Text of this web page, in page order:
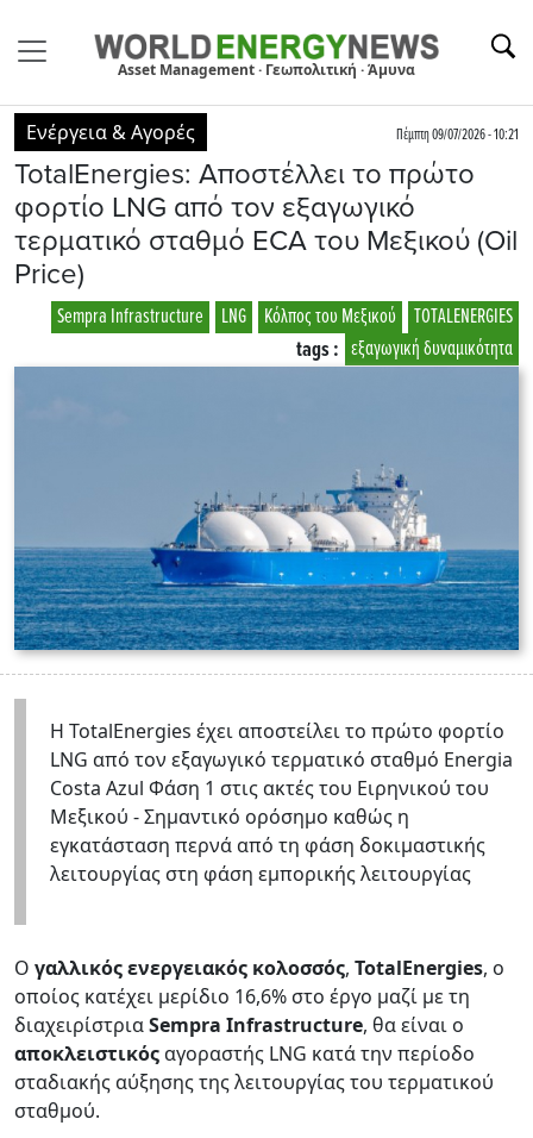
Asset Management · Γεωπολιτική · Άμυνα
Ενέργεια & Αγορές Πέμπτη 09/07/2026 - 10:21
TotalEnergies: Αποστέλλει το πρώτο
φορτίο LNG από τον εξαγωγικό
τερματικό σταθμό ECA του Μεξικού (Oil
Price)
TOTALENERGIES
Κόλπος του Μεξικού
LNG
Sempra Infrastructure
εξαγωγική δυναμικότητα
tags :
Η TotalEnergies έχει αποστείλει το πρώτο φορτίο
LNG από τον εξαγωγικό τερματικό σταθμό Energia
Costa Azul Φάση 1 στις ακτές του Ειρηνικού του
Μεξικού - Σημαντικό ορόσημο καθώς η
εγκατάσταση περνά από τη φάση δοκιμαστικής
λειτουργίας στη φάση εμπορικής λειτουργίας
Ο γαλλικός ενεργειακός κολοσσός, TotalEnergies, ο
οποίος κατέχει μερίδιο 16,6% στο έργο μαζί με τη
διαχειρίστριαSempra Infrastructure, θα είναι ο
αποκλειστικόςαγοραστής LNG κατά την περίοδο
σταδιακής αύξησης της λειτουργίας του τερματικού
σταθμού.